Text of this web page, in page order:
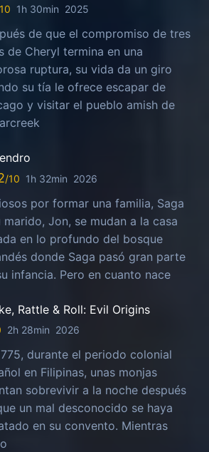
1h 30min 2025
de que el compromiso de tres
de Cheryl termina en una
ruptura, su vida da un giro
su tía le ofrece escapar de
y visitar el pueblo amish de
1h 32min 2026
por formar una familia, Saga
marido, Jon, se mudan a la casa
en lo profundo del bosque
donde Saga pasó gran parte
infancia. Pero en cuanto nace
Rattle & Roll: Evil Origins
2h 28min 2026
durante el periodo colonial
en Filipinas, unas monjas
sobrevivir a la noche después
un mal desconocido se haya
en su convento. Mientras